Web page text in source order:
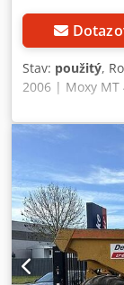
Stav: použitý,
2006 | Moxy
Dcodpfxsx Ut
vaší destinaci
odhadu
nebo
malý poplatek
nezávislým
8 se zjištěnými
Komentář
odpovídající
kompletní